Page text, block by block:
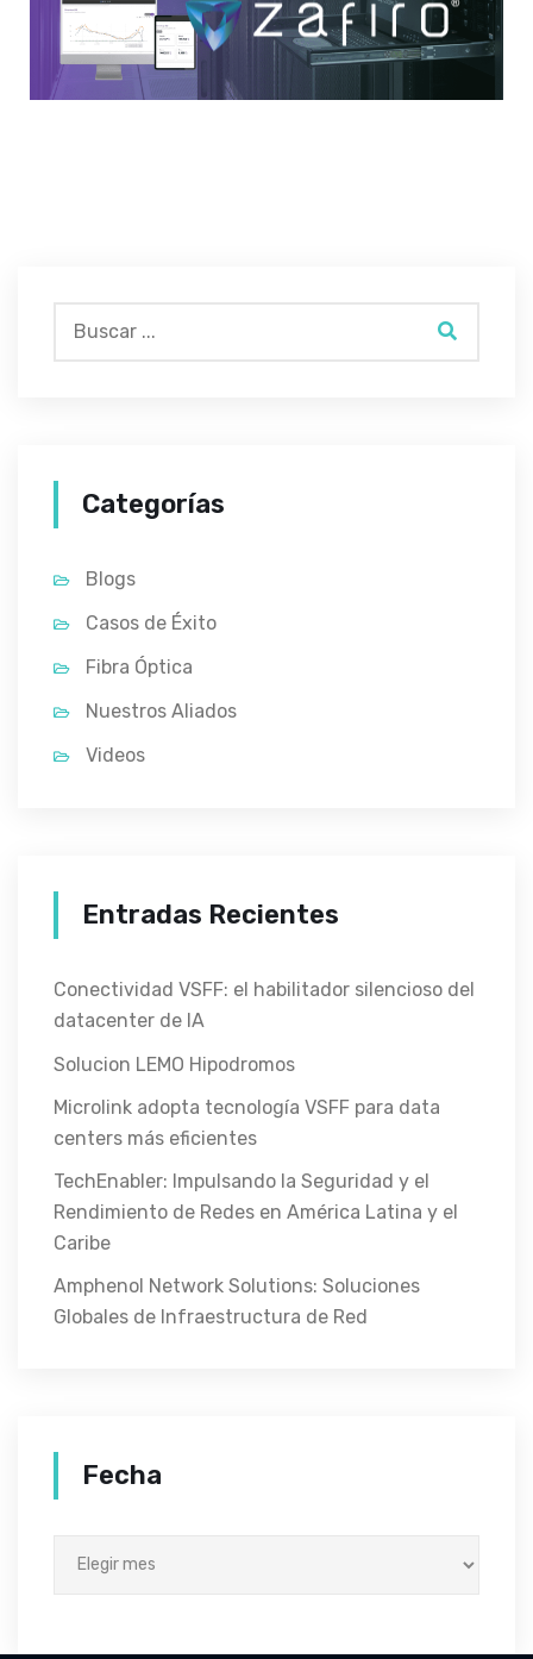
Categorías
Blogs
Casos de Éxito
Fibra Óptica
Nuestros Aliados
Videos
Entradas Recientes
Conectividad VSFF: el habilitador silencioso del
datacenter de IA
Solucion LEMO Hipodromos
Microlink adopta tecnología VSFF para data
centers más eficientes
TechEnabler: Impulsando la Seguridad y el
Rendimiento de Redes en América Latina y el
Caribe
Amphenol Network Solutions: Soluciones
Globales de Infraestructura de Red
Fecha